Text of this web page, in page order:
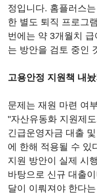
정입니다. 홈플러스
한 별도 퇴직 프로그
번에는 약 3개월치
는 방안을 검토 중인
고용안정 지원책 내
문제는 재원 마련 여
"자산유동화 지원제
긴급운영자금 대출
에 한해 적용될 수 있
지원 방안이 실제 시
바탕으로 신규 대출
달이 이뤄져야 한다